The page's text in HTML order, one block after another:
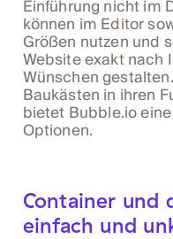
Einführung nicht im
können im Editor
Größen nutzen und
Website exakt nach
Wünschen
Baukästen in ihren
bietet Bubble.io
Optionen.
Container und
einfach und